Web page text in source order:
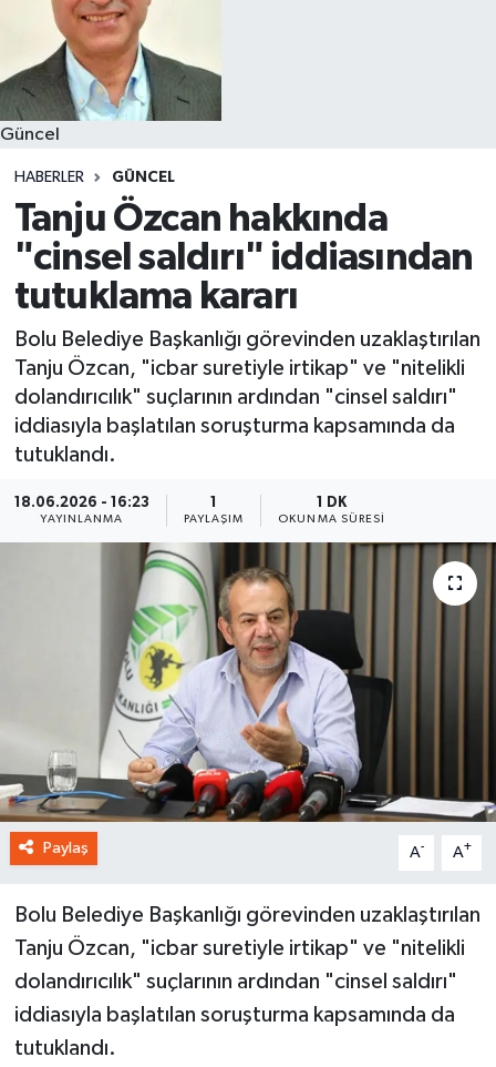
Güncel
HABERLER GÜNCEL
Tanju Özcan hakkında
"cinsel saldırı" iddiasından
tutuklama kararı
Bolu Belediye Başkanlığı görevinden uzaklaştırılan
Tanju Özcan, "icbar suretiyle irtikap" ve "nitelikli
dolandırıcılık" suçlarının ardından "cinsel saldırı"
iddiasıyla başlatılan soruşturma kapsamında da
tutuklandı.
18.06.2026 - 16:23
YAYINLANMA
1
PAYLAŞIM
1 DK
OKUNMA SÜRESI
Paylaş A- A+
Bolu Belediye Başkanlığı görevinden uzaklaştırılan
Tanju Özcan, "icbar suretiyle irtikap" ve "nitelikli
dolandırıcılık" suçlarının ardından "cinsel saldırı"
iddiasıyla başlatılan soruşturma kapsamında da
tutuklandı.